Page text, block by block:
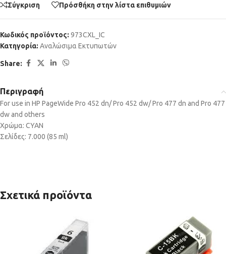
Σύγκριση Πρόσθήκη στην λίστα επιθυμιών
Κωδικός προϊόντος: 973CXL_IC
Κατηγορία: Αναλώσιμα Εκτυπωτών
Share:
Περιγραφή
For use in HP PageWide Pro 452 dn/ Pro 452 dw/ Pro 477 dn and Pro 477
dw and others
Χρώμα: CYAN
Σελίδες: 7.000 (85 ml)
Σχετικά προϊόντα